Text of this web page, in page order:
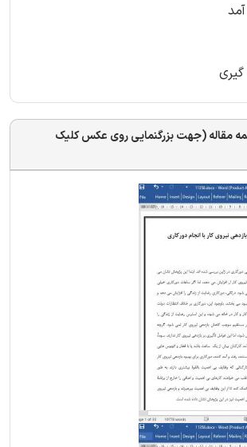
مقاله (جهت بزرگنمایی روی عکس کلیک